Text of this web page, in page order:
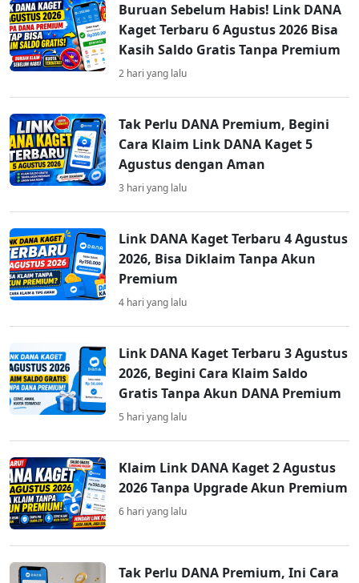
Buruan Sebelum Habis! Link DANA
Kaget Terbaru 6 Agustus 2026 Bisa
Kasih Saldo Gratis Tanpa Premium
2 hari yang lalu
Tak Perlu DANA Premium, Begini
Cara Klaim Link DANA Kaget 5
Agustus dengan Aman
3 hari yang lalu
Link DANA Kaget Terbaru 4 Agustus
2026, Bisa Diklaim Tanpa Akun
Premium
4 hari yang lalu
Link DANA Kaget Terbaru 3 Agustus
2026, Begini Cara Klaim Saldo
Gratis Tanpa Akun DANA Premium
5 hari yang lalu
Klaim Link DANA Kaget 2 Agustus
2026 Tanpa Upgrade Akun Premium
6 hari yang lalu
Tak Perlu DANA Premium, Ini Cara